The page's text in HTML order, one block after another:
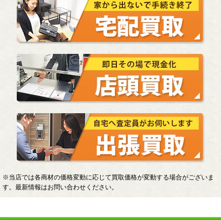
※当店では各商材の価格変動に応じて買取価格が変動する場合がございま
す。最新情報はお問い合わせください。